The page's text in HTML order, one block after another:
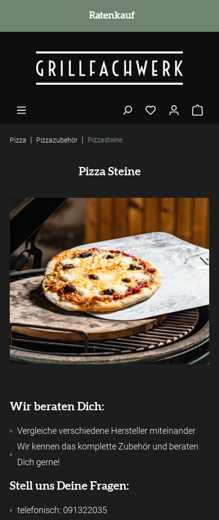
Ratenkauf
Grillmeister Beratung
Pizza | Pizzazubehör | Pizzasteine
Pizza Steine
Wir beraten Dich:
Vergleiche verschiedene Hersteller miteinander
Wir kennen das komplette Zubehör und beraten
Dich gerne!
Stell uns Deine Fragen:
telefonisch: 091322035